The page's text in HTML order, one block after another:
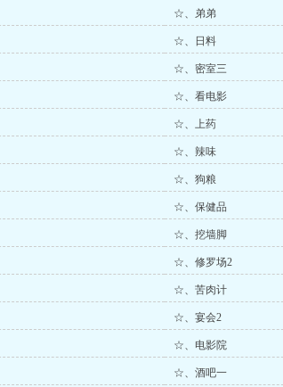
☆、弟弟
☆、日料
☆、密室三
☆、看电影
☆、上药
☆、辣味
☆、狗粮
☆、保健品
☆、挖墙脚
☆、修罗场2
☆、苦肉计
☆、宴会2
☆、电影院
☆、酒吧一